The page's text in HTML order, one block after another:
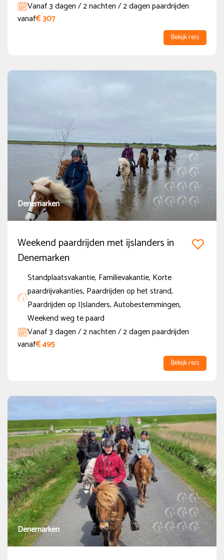
Vanaf 3 dagen / 2 nachten / 2 dagen paardrijden
vanaf€ 307
Bekijk reis
Denemarken
Weekend paardrijden met ijslanders in
Denemarken
Standplaatsvakantie, Familievakantie, Korte
paardrijvakanties, Paardrijden op het strand,
Paardrijden op IJslanders, Autobestemmingen,
Weekend weg te paard
Vanaf 3 dagen / 2 nachten / 2 dagen paardrijden
vanaf€ 495
Bekijk reis
Denemarken